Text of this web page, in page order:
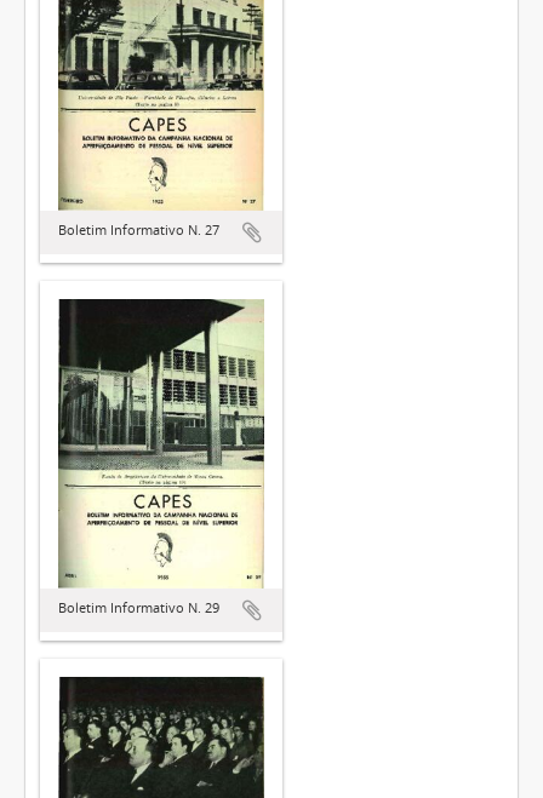
Boletim Informativo N. 27
Boletim Informativo N. 29